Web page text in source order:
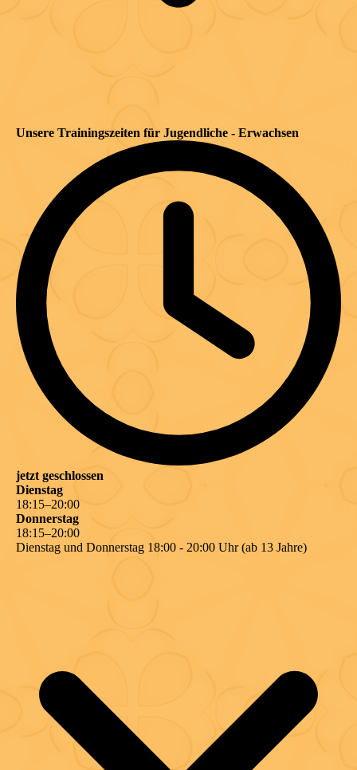
Unsere Trainingszeiten für Jugendliche - Erwachsen
jetzt geschlossen
Dienstag
18:15–20:00
Donnerstag
18:15–20:00
Dienstag und Donnerstag 18:00 - 20:00 Uhr (ab 13 Jahre)